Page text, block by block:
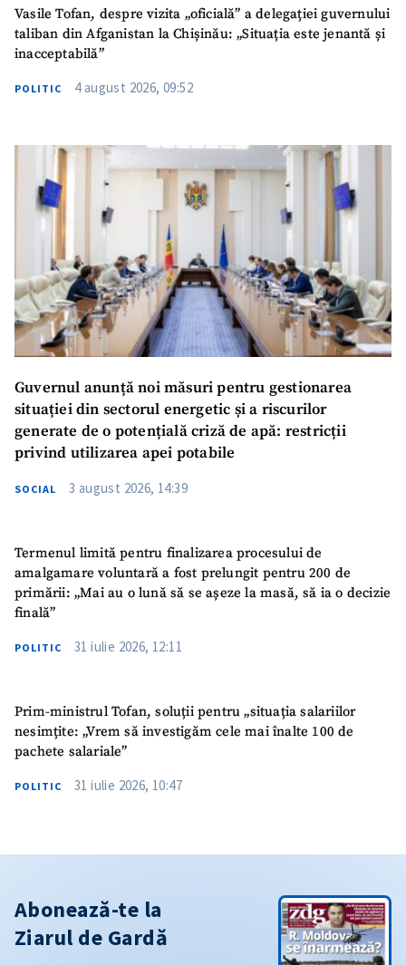
Vasile Tofan, despre vizita „oficială” a delegației guvernului
taliban din Afganistan la Chișinău: „Situația este jenantă și
inacceptabilă”
POLITIC 4 august 2026, 09:52
Guvernul anunță noi măsuri pentru gestionarea
situației din sectorul energetic și a riscurilor
generate de o potențială criză de apă: restricții
privind utilizarea apei potabile
SOCIAL 3 august 2026, 14:39
Termenul limită pentru finalizarea procesului de
amalgamare voluntară a fost prelungit pentru 200 de
primării: „Mai au o lună să se așeze la masă, să ia o decizie
finală”
POLITIC 31 iulie 2026, 12:11
Prim-ministrul Tofan, soluții pentru „situația salariilor
nesimțite: „Vrem să investigăm cele mai înalte 100 de
pachete salariale”
POLITIC 31 iulie 2026, 10:47
Abonează-te la
Ziarul de Gardă